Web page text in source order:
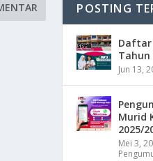
POSTING
Daftar
Tahun
Jun 13,
Murid
2025/
Mei 3,